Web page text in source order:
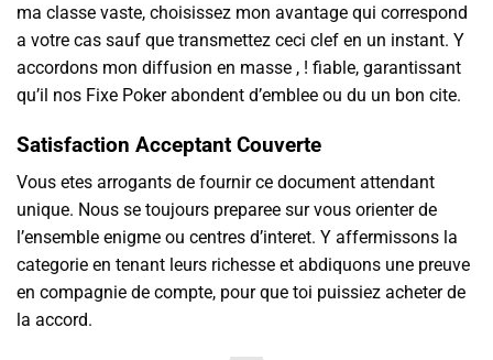
ma classe vaste, choisissez mon avantage qui correspond
a votre cas sauf que transmettez ceci clef en un instant. Y
accordons mon diffusion en masse , ! fiable, garantissant
qu’il nos Fixe Poker abondent d’emblee ou du un bon cite.
Satisfaction Acceptant Couverte
Vous etes arrogants de fournir ce document attendant
unique. Nous se toujours preparee sur vous orienter de
l’ensemble enigme ou centres d’interet. Y affermissons la
categorie en tenant leurs richesse et abdiquons une preuve
en compagnie de compte, pour que toi puissiez acheter de
la accord.